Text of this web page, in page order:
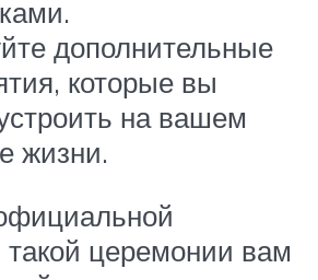
дополнительные
которые вы
на вашем
жизни.
такой церемонии вам